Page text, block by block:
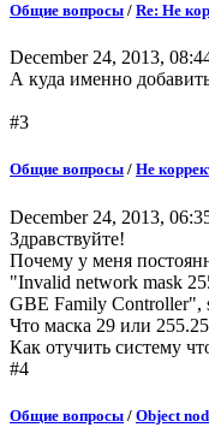
Общие вопросы / Re: Не
December 24, 2013,
А куда именно
#3
Общие вопросы / Не
December 24, 2013,
Здравствуйте!
Почему у меня
"Invalid network mask
GBE Family Controller",
Что маска 29 или
Как отучить систему
#4
Общие вопросы / Object